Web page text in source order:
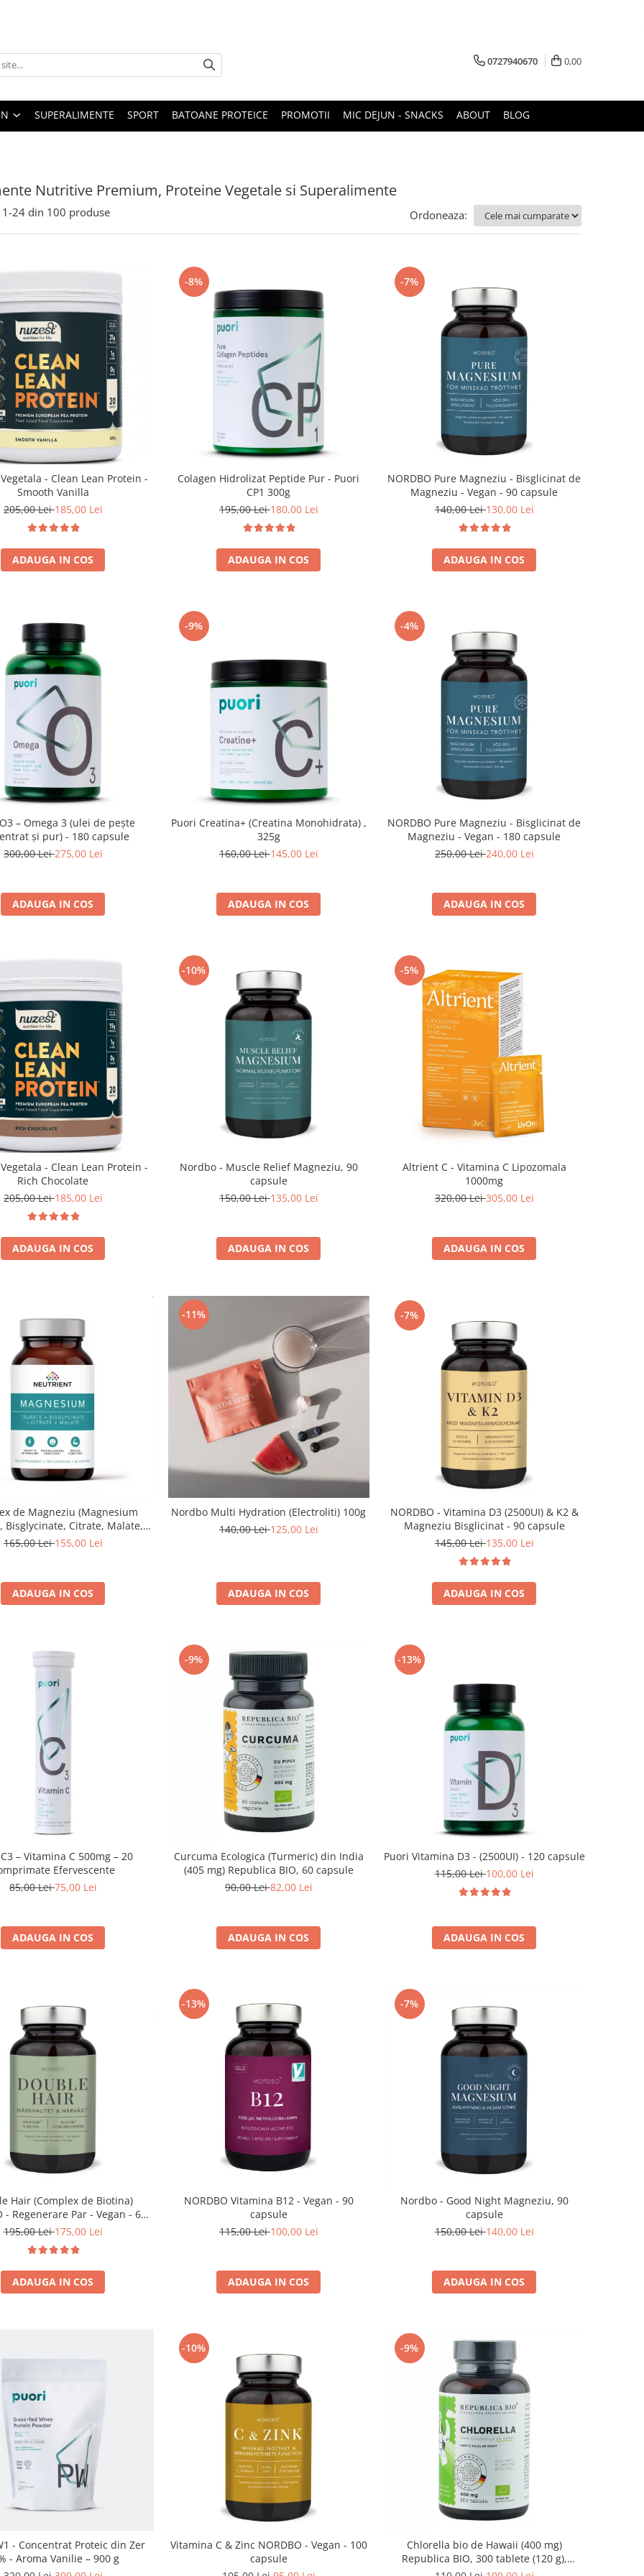
0727940670 0,00
SUPERALIMENTE SPORT BATOANE PROTEICE PROMOTII MIC DEJUN - SNACKS ABOUT BLOG
Nutritive Premium, Proteine Vegetale si Superalimente
1-24 din 100 produse Ordoneaza:
- Clean Lean Protein -
Smooth Vanilla
205,00 Lei185,00 Lei
ADAUGA IN COS
-8%
Colagen Hidrolizat Peptide Pur - Puori
CP1 300g
195,00 Lei180,00 Lei
ADAUGA IN COS
-7%
NORDBO Pure Magneziu - Bisglicinat de
Magneziu - Vegan - 90 capsule
140,00 Lei130,00 Lei
ADAUGA IN COS
– Omega 3 (ulei de pește
și pur) - 180 capsule
300,00 Lei275,00 Lei
ADAUGA IN COS
-9%
Puori Creatina+ (Creatina Monohidrata) ,
325g
160,00 Lei145,00 Lei
ADAUGA IN COS
-4%
NORDBO Pure Magneziu - Bisglicinat de
Magneziu - Vegan - 180 capsule
250,00 Lei240,00 Lei
ADAUGA IN COS
- Clean Lean Protein -
Rich Chocolate
205,00 Lei185,00 Lei
ADAUGA IN COS
-10%
Nordbo - Muscle Relief Magneziu, 90
capsule
150,00 Lei135,00 Lei
ADAUGA IN COS
-5%
Altrient C - Vitamina C Lipozomala
1000mg
320,00 Lei305,00 Lei
ADAUGA IN COS
de Magneziu (Magnesium
Bisglycinate, Citrate, Malate,
Oxide) - 120 capsule
165,00 Lei155,00 Lei
ADAUGA IN COS
-11%
Nordbo Multi Hydration (Electroliti) 100g
140,00 Lei125,00 Lei
ADAUGA IN COS
-7%
NORDBO - Vitamina D3 (2500UI) & K2 &
Magneziu Bisglicinat - 90 capsule
145,00 Lei135,00 Lei
ADAUGA IN COS
– Vitamina C 500mg – 20
Efervescente
85,00 Lei75,00 Lei
ADAUGA IN COS
-9%
Curcuma Ecologica (Turmeric) din India
(405 mg) Republica BIO, 60 capsule
90,00 Lei82,00 Lei
ADAUGA IN COS
-13%
Puori Vitamina D3 - (2500UI) - 120 capsule
115,00 Lei100,00 Lei
ADAUGA IN COS
Hair (Complex de Biotina)
- Regenerare Par - Vegan - 60
capsule
195,00 Lei175,00 Lei
ADAUGA IN COS
-13%
NORDBO Vitamina B12 - Vegan - 90
capsule
115,00 Lei100,00 Lei
ADAUGA IN COS
-7%
Nordbo - Good Night Magneziu, 90
capsule
150,00 Lei140,00 Lei
ADAUGA IN COS
- Concentrat Proteic din Zer
- Aroma Vanilie – 900 g
-10%
Vitamina C & Zinc NORDBO - Vegan - 100
capsule
-9%
Chlorella bio de Hawaii (400 mg)
Republica BIO, 300 tablete (120 g),
ecologica